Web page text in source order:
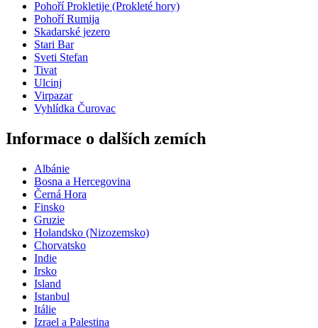
Pohoří Prokletije (Prokleté hory)
Pohoří Rumija
Skadarské jezero
Stari Bar
Sveti Stefan
Tivat
Ulcinj
Virpazar
Vyhlídka Čurovac
Informace o dalších zemích
Albánie
Bosna a Hercegovina
Černá Hora
Finsko
Gruzie
Holandsko (Nizozemsko)
Chorvatsko
Indie
Irsko
Island
Istanbul
Itálie
Izrael a Palestina